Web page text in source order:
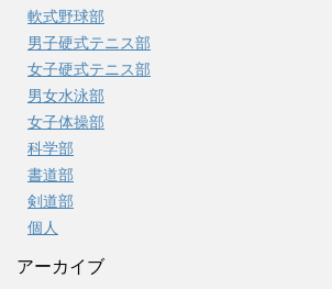
軟式野球部
男子硬式テニス部
女子硬式テニス部
男女水泳部
女子体操部
科学部
書道部
剣道部
個人
アーカイブ